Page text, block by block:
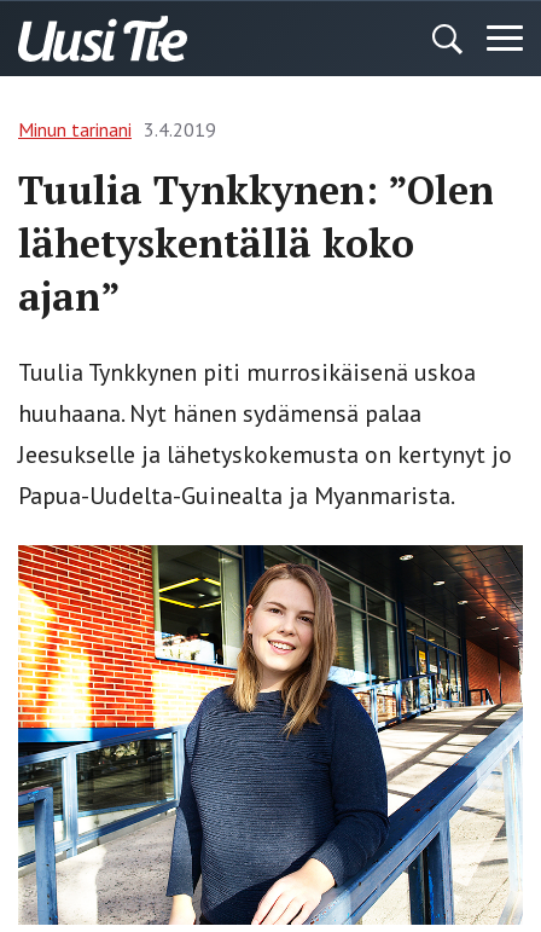
Minun tarinani 3.4.2019
Tuulia Tynkkynen: ”Olen
lähetyskentällä koko
ajan”
Tuulia Tynkkynen piti murrosikäisenä uskoa
huuhaana. Nyt hänen sydämensä palaa
Jeesukselle ja lähetyskokemusta on kertynyt jo
Papua-Uudelta-Guinealta ja Myanmarista.